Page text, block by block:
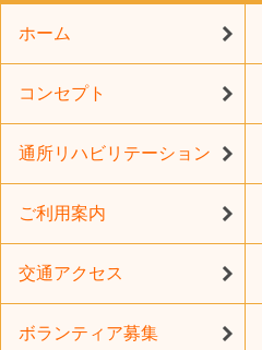
ホーム
コンセプト
通所リハビリテーション
ご利用案内
交通アクセス
ボランティア募集